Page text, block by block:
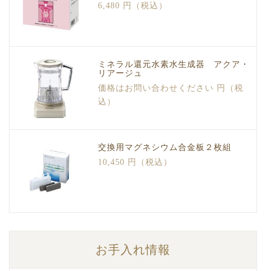
6,480 円（税込）
ミネラル還元水素水生成器 アクア・
リアージュ
価格はお問い合わせください 円（税
込）
交換用マグネシウム合金板２枚組
10,450 円（税込）
お手入れ情報